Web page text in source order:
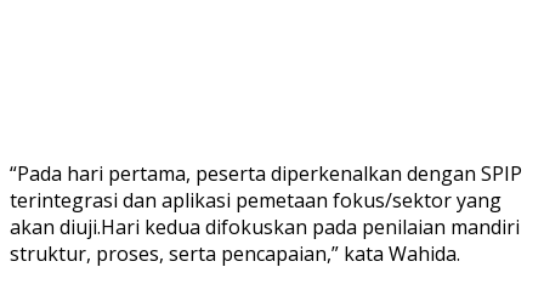
“Pada hari pertama, peserta diperkenalkan dengan SPIP
terintegrasi dan aplikasi pemetaan fokus/sektor yang
akan diuji.Hari kedua difokuskan pada penilaian mandiri
struktur, proses, serta pencapaian,” kata Wahida.